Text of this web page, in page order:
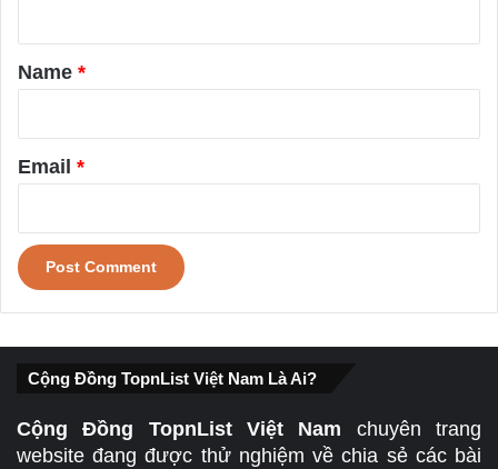
*
Name *
Email *
Cộng Đồng TopnList Việt Nam Là Ai?
Cộng Đồng TopnList Việt Nam chuyên trang
website đang được thử nghiệm về chia sẻ các bài